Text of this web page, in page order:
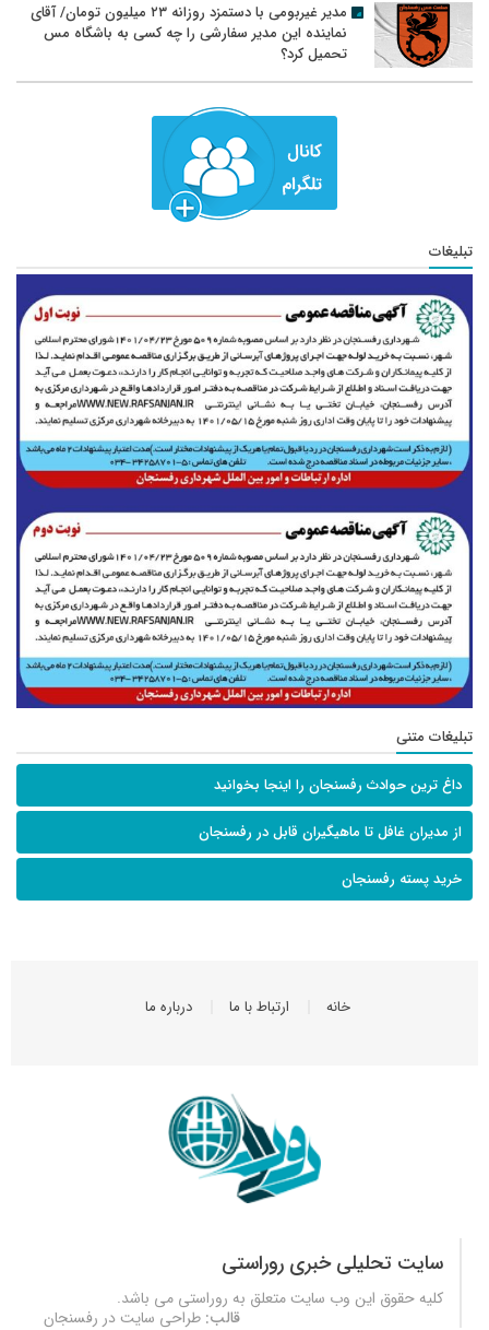
مدیر غیربومی با دستمزد روزانه ۲۳ میلیون تومان/ آقای
نماینده این مدیر سفارشی را چه کسی به باشگاه مس
تحمیل کرد؟
تبلیغات
تبلیغات متنی
داغ ترین حوادث رفسنجان را اینجا بخوانید
از مدیران غافل تا ماهیگیران قابل در رفسنجان
خرید پسته رفسنجان
خانه ارتباط با ما درباره ما
سایت تحلیلی خبری روراستی
کلیه حقوق این وب سایت متعلق به روراستی می باشد.
قالب: طراحی سایت در رفسنجان